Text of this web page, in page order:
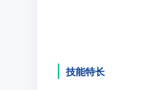
技能特长